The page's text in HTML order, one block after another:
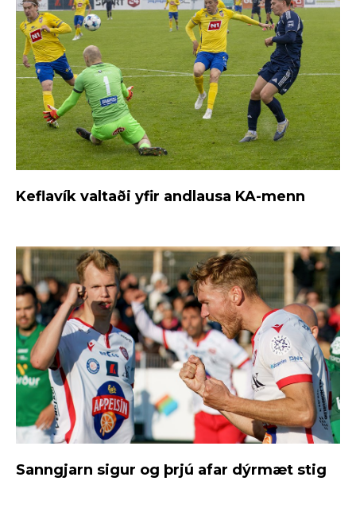
Keflavík valtaði yfir andlausa KA-menn
Sanngjarn sigur og þrjú afar dýrmæt stig